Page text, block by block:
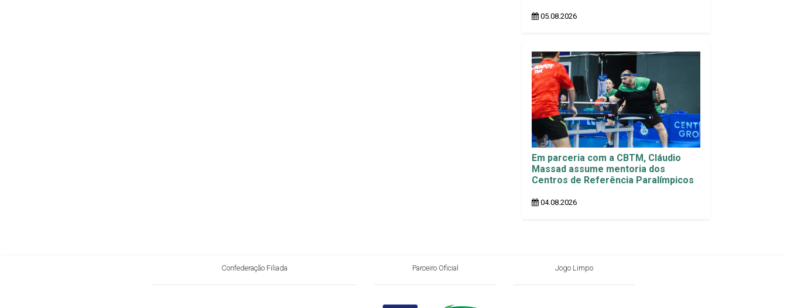
05.08.2026
Em parceria com a CBTM, Cláudio
Massad assume mentoria dos
Centros de Referência Paralímpicos
04.08.2026
Confederação Filiada Parceiro Oficial Jogo Limpo